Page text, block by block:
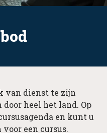
van dienst te zijn
door heel het land. Op
en kunt u
een cursus.